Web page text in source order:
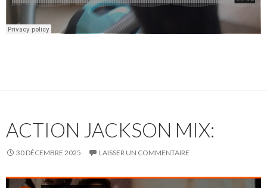
ACTION JACKSON MIX:
30 DÉCEMBRE 2025 LAISSER UN COMMENTAIRE